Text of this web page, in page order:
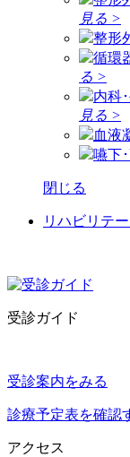
見る >
整形
循環
る >
内科
見る >
血液
嚥下
閉じる
リハビリテ
受診ガイド
受診案内をみる
診療予定表を確認
アクセス